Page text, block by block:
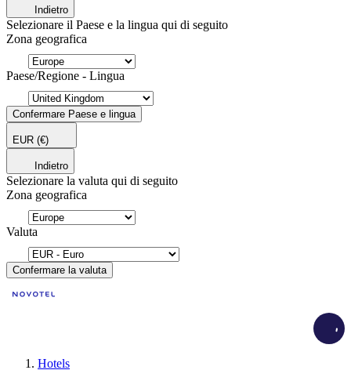
Indietro
Selezionare il Paese e la lingua qui di seguito
Zona geografica
Paese/Regione - Lingua
Confermare Paese e lingua
EUR (€)
Indietro
Selezionare la valuta qui di seguito
Zona geografica
Valuta
Confermare la valuta
Hotels